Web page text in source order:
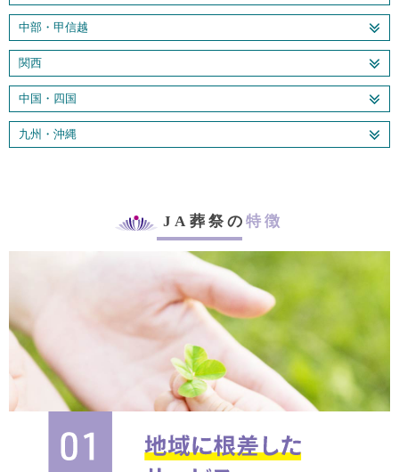
中部・甲信越
関西
中国・四国
九州・沖縄
JA葬祭の特徴